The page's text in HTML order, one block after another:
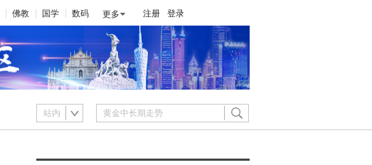
佛教 国学 数码 更多 注册 登录
站内